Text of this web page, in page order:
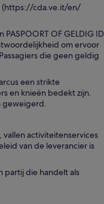
(https://cda.ve.it/en/
OF GELDIG ID
om ervoor
die geen geldig
een strikte
en knieën bedekt zijn.
geweigerd.
activiteitenservices
van de leverancier is
partij die handelt als